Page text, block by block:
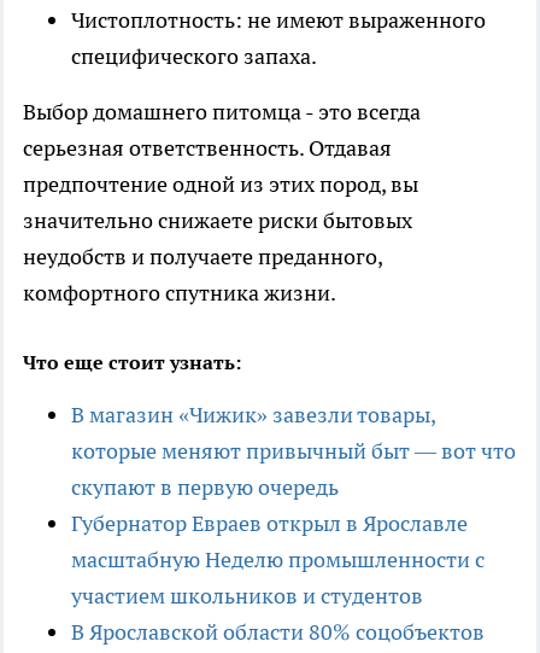
Чистоплотность: не имеют выраженного
специфического запаха.
Выбор домашнего питомца - это всегда
серьезная ответственность. Отдавая
предпочтение одной из этих пород, вы
значительно снижаете риски бытовых
неудобств и получаете преданного,
комфортного спутника жизни.
Что еще стоит узнать:
В магазин «Чижик» завезли товары,
которые меняют привычный быт — вот что
скупают в первую очередь
Губернатор Евраев открыл в Ярославле
масштабную Неделю промышленности с
участием школьников и студентов
В Ярославской области 80% соцобъектов